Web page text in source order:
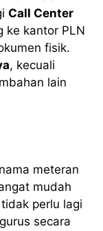
Call Center
ke kantor PLN
fisik.
, kecuali
lain
meteran
mudah
perlu lagi
secara